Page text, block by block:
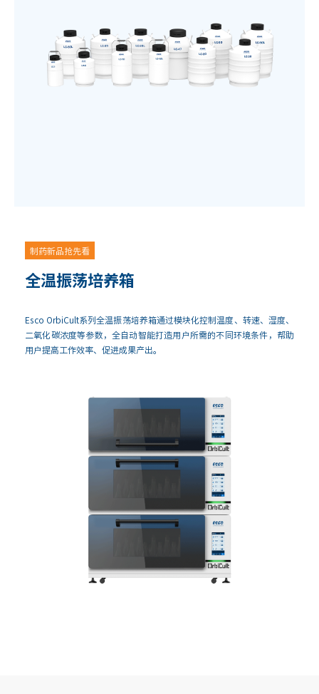
制药新品抢先看
全温振荡培养箱
Esco OrbiCult系列全温振荡培养箱通过模块化控制温度、转速、湿度、
二氧化碳浓度等参数，全自动智能打造用户所需的不同环境条件，帮助
用户提高工作效率、促进成果产出。